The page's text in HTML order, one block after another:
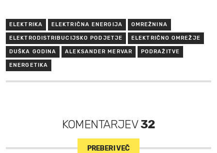
ELEKTRIKA ELEKTRIČNA ENERGIJA OMREŽNINA
ELEKTRODISTRIBUCIJSKO PODJETJE ELEKTRIČNO OMREŽJE
DUŠKA GODINA ALEKSANDER MERVAR PODRAŽITVE
ENERGETIKA
KOMENTARJEV32
PREBERI VEČ